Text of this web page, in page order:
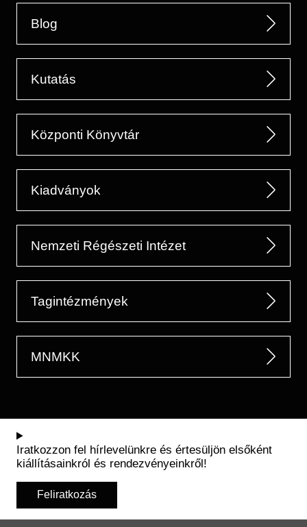
Blog
Kutatás
Központi Könyvtár
Kiadványok
Nemzeti Régészeti Intézet
Tagintézmények
MNMKK
Iratkozzon fel hírlevelünkre és értesüljön elsőként
kiállításainkról és rendezvényeinkről!
Feliratkozás